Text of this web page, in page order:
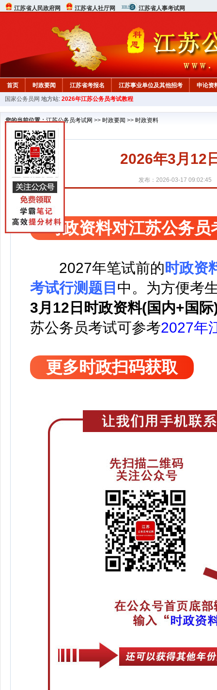
江苏省人民政府网 江苏省人社厅网 江苏省人事考试网
首页 时政要闻 江苏省考报名 江苏事业单位及其他招考
申论资
国家公务员网 地方站: 2026年江苏公务员考试教程
您的当前位置：江苏公务员考试网 >> 时政要闻 >> 时政资料
2026年3月12
发布：2026-03-17 09:02:45
时政资料对江苏公务员
2027年笔试前的 时政资
考试行测题目 中。 为方便考
3月12日时政资料(国内+国际
苏公务员考试可参考2027年
更多时政扫码获取